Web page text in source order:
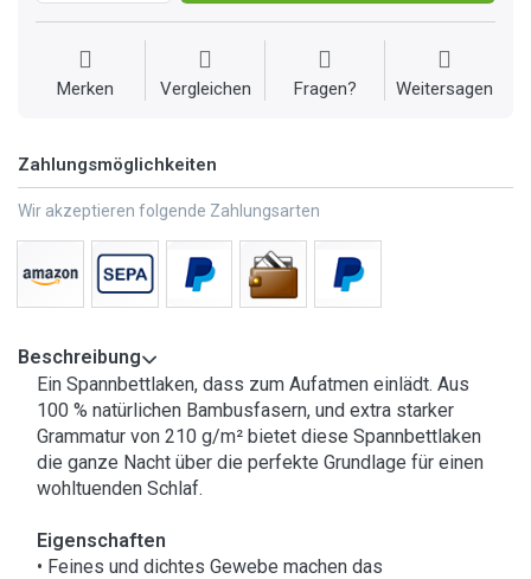
Merken Vergleichen Fragen? Weitersagen
Zahlungsmöglichkeiten
Wir akzeptieren folgende Zahlungsarten
Beschreibung
Ein Spannbettlaken, dass zum Aufatmen einlädt. Aus
100 % natürlichen Bambusfasern, und extra starker
Grammatur von 210 g/m² bietet diese Spannbettlaken
die ganze Nacht über die perfekte Grundlage für einen
wohltuenden Schlaf.
Eigenschaften
• Feines und dichtes Gewebe machen das